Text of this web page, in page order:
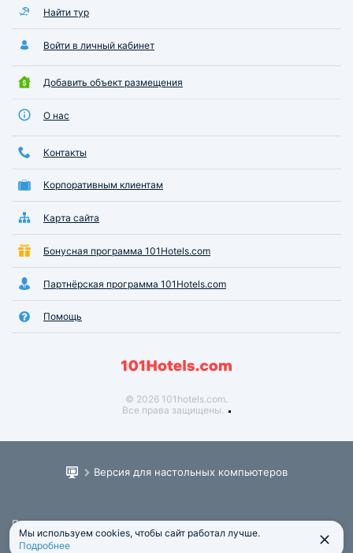
Найти тур
Войти в личный кабинет
Добавить объект размещения
О нас
Контакты
Корпоративным клиентам
Карта сайта
Бонусная программа 101Hotels.com
Партнёрская программа 101Hotels.com
Помощь
© 2026 101hotels.com.
Все права защищены.
Версия для настольных компьютеров
Пользовательское соглашение
Юридическая информация
Мы используем cookies, чтобы сайт работал лучше.
Подробнее